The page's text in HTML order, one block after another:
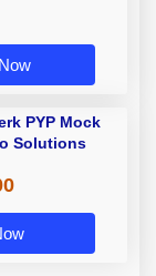
PYP Mock
Solutions